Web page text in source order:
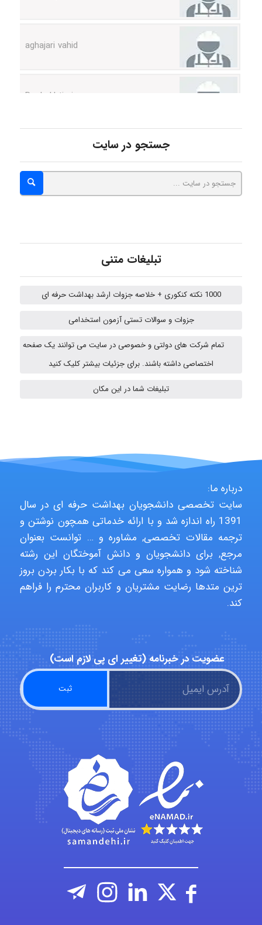
hosein abdolvand
A.balandeh
Jafar Tym
aghajari vahid
Poubakhtiari
hosein abdolvand
Kati
emami
ehtesham
جستجو در سایت
تبلیغات متنی
1000 نکته کنکوری + خلاصه جزوات ارشد بهداشت حرفه ای
جزوات و سوالات تستی آزمون استخدامی
تمام شرکت های دولتی و خصوصی در سایت می توانند یک صفحه
اختصاصی داشته باشند. برای جزئیات بیشتر کلیک کنید
تبلیغات شما در این مکان
درباره ما:
سایت تخصصی دانشجویان بهداشت حرفه ای در سال
1391 راه اندازه شد و با ارائه خدماتی همچون نوشتن و
ترجمه مقالات تخصصی, مشاوره و … توانست بعنوان
مرجع, برای دانشجویان و دانش آموختگان این رشته
شناخته شود و همواره سعی می کند که با بکار بردن بروز
ترین متدها رضایت مشتریان و کاربران محترم را فراهم
کند.
عضویت در خبرنامه (تغییر ای پی لازم است)